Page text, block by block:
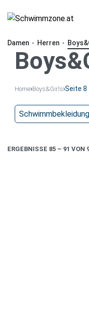
Damen Herren
Home›Boys&Girls›Seite 8
ERGEBNISSE 85 – 91 VON